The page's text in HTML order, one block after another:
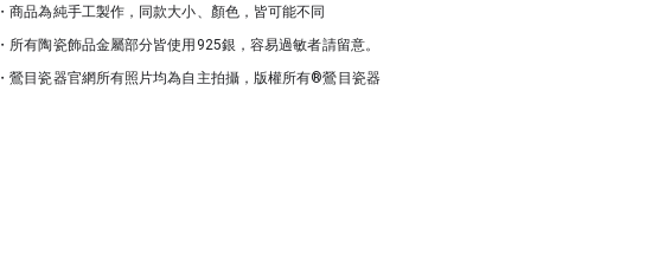
・商品為純手工製作，同款大小、顏色，皆可能不同
・所有陶瓷飾品金屬部分皆使用925銀，容易過敏者請留意。
・鶯目瓷器官網所有照片均為自主拍攝，版權所有®鶯目瓷器